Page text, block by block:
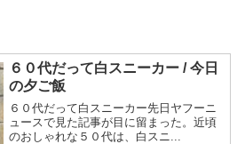
６０代だって白スニーカー / 今日
の夕ご飯
６０代だって白スニーカー先日ヤフーニ
ュースで見た記事が目に留まった。近頃
のおしゃれな５０代は、白スニ...